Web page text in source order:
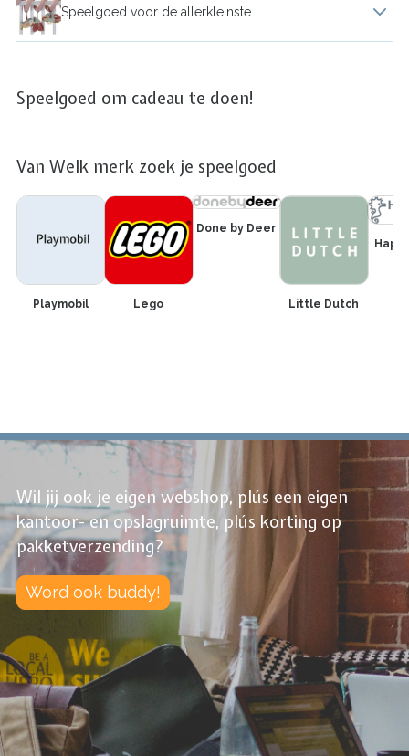
Diamond painting
Hobbydecoratieobject
Hobbypotlood
Hobbyverf
Speelfigurenset
Speelgoed voor de allerkleinste
Speelgoed om cadeau te doen!
Van Welk merk zoek je speelgoed
Playmobil Lego
Done by Deer
Little Dutch
Wil jij ook je eigen webshop, plús een eigen
kantoor- en opslagruimte, plús korting op
pakketverzending?
Word ook buddy!